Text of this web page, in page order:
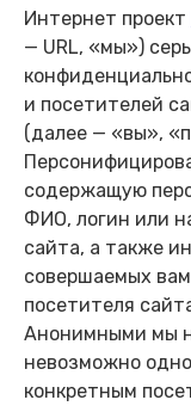
Интернет проект
— URL, «мы»)
и посетителей
(далее — «вы»,
содержащую
ФИО, логин или
сайта, а также
совершаемых
посетителя
Анонимными мы
невозможно
конкретным